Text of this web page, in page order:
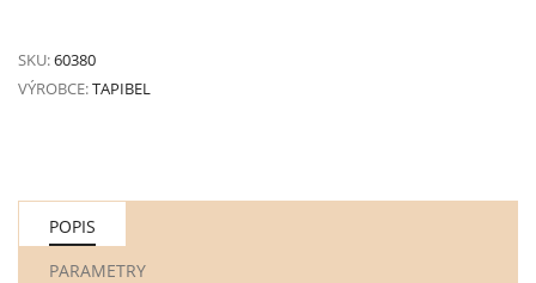
SKU:60380
VÝROBCE:TAPIBEL
POPIS
PARAMETRY